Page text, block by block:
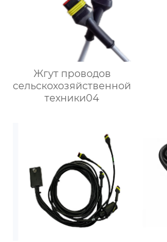
Жгут проводов
сельскохозяйственной
техники04